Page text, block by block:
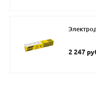
2 247